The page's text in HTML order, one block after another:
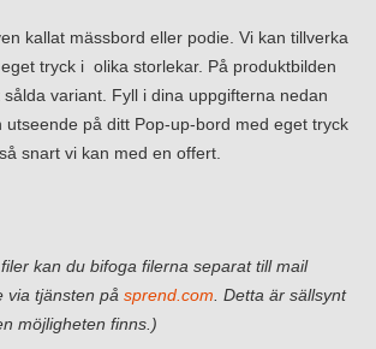
kallat mässbord eller podie. Vi kan tillverka
tryck i olika storlekar. På produktbilden
variant. Fyll i dina uppgifterna nedan
utseende på ditt Pop-up-bord med eget tryck
snart vi kan med en offert.
kan du bifoga filerna separat till mail
via tjänsten på sprend.com. Detta är sällsynt
möjligheten finns.)